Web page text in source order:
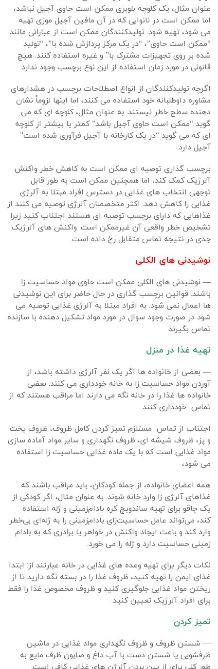
عنوان مثال، یک کلوچه بلوبری ممکن است حاوی آجیل نباشد،
اما ممکن است در نانوایی که در آن مافین آجیل موزی تهیه
می شود، تهیه شود. تولیدکنندگان ممکن است از عباراتی مانند
“ممکن است حاوی”، “در یک مرکز پردازش شده با”، “تولید
شده بر روی تجهیزات مشترک با” و غیره استفاده کنند. هیچ
قانونی در مورد زمان استفاده از این نوع برچسب وجود ندارد.
اگرچه تولیدکنندگان از انواع اصطلاحات برچسب در هشدارهای
مشاوره داوطلبانه خود استفاده می کنند، اما اینها لزوماً نشان
دهنده سطح خطر نیستند. به عنوان مثال، کلوچه ای که می
گوید “ممکن است حاوی آجیل باشد” کمتر یا بیشتر از کلوچه
ای که می گوید “در یک کارخانه با آجیل فرآوری شده است”
آجیل دارد.
برچسب گذاری توصیه ای ممکن است به کاهش خطر واکنش
آلرژیک کمک کند، اما همچنین ممکن است به طور قابل
توجهی انتخاب های غذایی در دسترس افراد مبتلا به آلرژی
غذایی را کاهش دهد. اکثر متخصصان آلرژی توصیه می کنند از
غذاهایی که دارای برچسب توصیه ای هستند اجتناب کنید زیرا
تشخیص خطر واقعی آن غیرممکن است. واکنش های آلرژیک
جدی در نتیجه تماس متقابل رخ داده است.
نوشیدنی های الکلی
— نوشیدنی های الکلی ممکن است حاوی مواد حساسیت زا
باشند. قوانین برچسب گذاری در حال حاضر برای این نوشیدنی
ها اعمال نمی شود. به افراد مبتلا به آلرژی غذایی توصیه می
شود در صورت وجود سوال در مورد مواد تشکیل دهنده با سازنده
تماس بگیرند
تهیه غذا در منزل
— بعضی از خانواده ها اگر یک نفر آلرژی داشته باشد، از
آوردن مواد حساسیت زا به خانه خودداری می کنند. بعضی
خانواده ها غذا را در خانه نگه می دارند اما مراقب هستند که از
تماس خودداری کنند.
اجتناب از تماس مستلزم تمیز کردن کامل ظروف، ظروف پخت
و پز، ظروف شیشه ای، ظروف نگهداری و سایر مواد آماده سازی
مواد غذایی است که با یک ماده غذایی حساسیت زا استفاده
می شود،
همه اعضای خانواده، از جمله کودکان، باید مراقب باشند که
غذاهای آلرژی زا وارد خانه شوند. به عنوان مثال، اگر کودکی از
یک چاقو برای تهیه ساندویچ کره بادام‌زمینی و ژله استفاده
کند، می‌تواند عامل حساسیت‌زای بادام‌زمینی را به ژله‌ای بی‌خطر
وارد کند و باعث ایجاد واکنش در خواهر یا برادری که به بادام
زمینی حساسیت دارد و ژله را می خورد.
نکات دیگر برای تهیه وعده های غذایی در خانه عبارتند از: ابتدا
غذای ایمن را تهیه کنید، ظروف غذا را در بسته نگه دارید تا از
ریختن مواد غذایی جلوگیری کنید و ظروف مخصوص غذا را فقط
برای افراد آلرژیک تعیین کنید.
تمیز کردن
— شستن ظروف و ظروف نگهداری مواد غذایی در ماشین
ظرفشویی یا شستن دست با آب داغ و صابون ظرف مایع به